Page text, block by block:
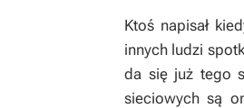
Ktoś napisał
innych ludzi
da się już tego
sieciowych są